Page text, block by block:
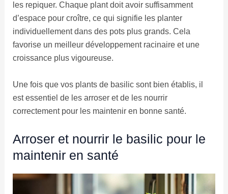
les repiquer. Chaque plant doit avoir suffisamment
d’espace pour croître, ce qui signifie les planter
individuellement dans des pots plus grands. Cela
favorise un meilleur développement racinaire et une
croissance plus vigoureuse.
Une fois que vos plants de basilic sont bien établis, il
est essentiel de les arroser et de les nourrir
correctement pour les maintenir en bonne santé.
Arroser et nourrir le basilic pour le
maintenir en santé